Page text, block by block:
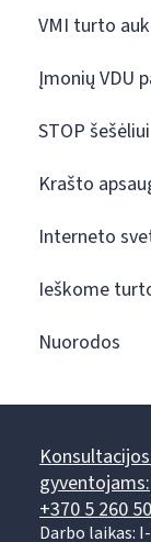
VMI turto
Įmonių VDU
STOP šešėliui
Krašto
Interneto
Ieškome
Nuorodos
gyventojams:
+370 5 260
Darbo laikas: I-